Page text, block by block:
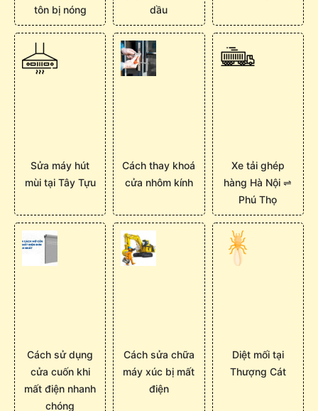
tôn bị nóng
dầu
Sửa máy hút
mùi tại Tây Tựu
Cách thay khoá
cửa nhôm kính
Xe tải ghép
hàng Hà Nội ⇌
Phú Thọ
Cách sử dụng
cửa cuốn khi
mất điện nhanh
chóng
Cách sửa chữa
máy xúc bị mất
điện
Diệt mối tại
Thượng Cát